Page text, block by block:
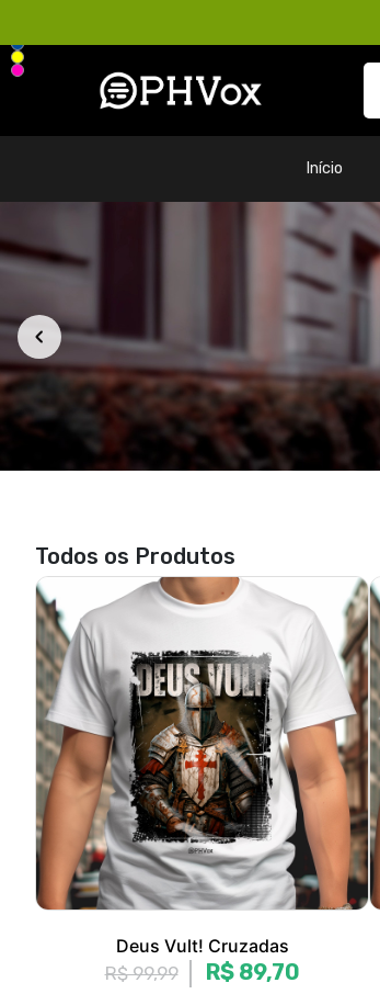
Loja PHVox |
Início
Todos os Produtos
Deus Vult! Cruzadas
R$ 99,99
R$ 89,70
3x de R$ 29,90sem juros
P, M, G, GG, XGG